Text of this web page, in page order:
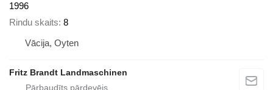
1996
Rindu skaits 8
Vācija, Oyten
Fritz Brandt Landmaschinen